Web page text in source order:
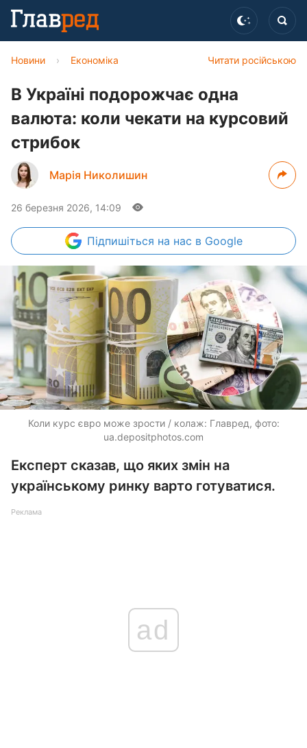
Читати російською
Новини › Економіка
В Україні подорожчає одна
валюта: коли чекати на курсовий
стрибок
Марія Николишин
26 березня 2026, 14:09
Підпишіться на нас в Google
Коли курс євро може зрости / колаж: Главред, фото:
ua.depositphotos.com
Експерт сказав, що яких змін на
українському ринку варто готуватися.
Реклама
ad